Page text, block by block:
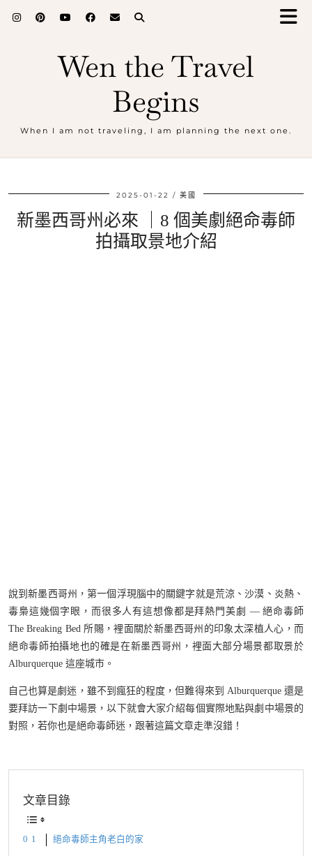
Wen the Travel
Begins
When I am not traveling, I am planning the next one.
2025-01-22 美國
新墨西哥州必來 ｜8 個美劇絕命毒師
拍攝取景地介紹
說到新墨西哥州，第一個浮現腦中的關鍵字就是荒涼、沙漠、炎熱、
毒梟這幾個字眼，而很多人有這想像都是拜熱門美劇 — 絕命毒師
The Breaking Bed 所賜，裡面關於新墨西哥州的印象太深植人心，而
絕命毒師拍攝地也的確是在新墨西哥州，裡面大部分場景都取景於
Alburquerque 這座城市。
自己也算是劇迷，雖不到瘋狂的程度，但難得來到 Alburquerque 還是
要拜訪一下劇中場景，以下就會大家介紹每個實際地點與劇中場景的
對照，若你也是絕命毒師迷，跟著這篇文章走準沒錯！
文章目錄
絕命毒師主角老白的家